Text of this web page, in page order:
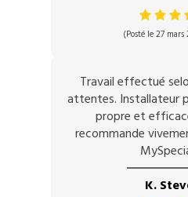
(Posté le 27 mars
Travail effectué
attentes. Installateur
propre et
recommande
K.